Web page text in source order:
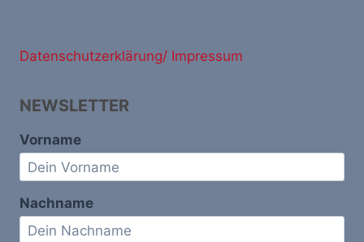
Datenschutzerklärung/ Impressum
NEWSLETTER
Vorname
Nachname